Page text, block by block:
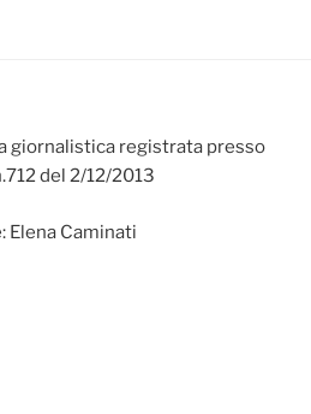
giornalistica registrata presso
del 2/12/2013
Elena Caminati